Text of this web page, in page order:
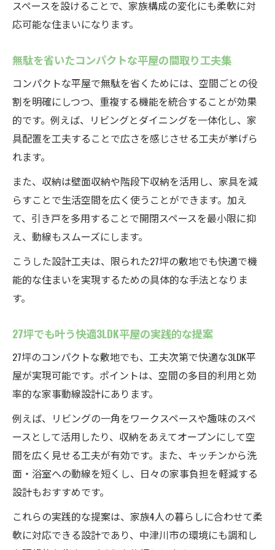
スペースを設けることで、家族構成の変化にも柔軟に対
応可能な住まいになります。
無駄を省いたコンパクトな平屋の間取り工夫集
コンパクトな平屋で無駄を省くためには、空間ごとの役
割を明確にしつつ、重複する機能を統合することが効果
的です。例えば、リビングとダイニングを一体化し、家
具配置を工夫することで広さを感じさせる工夫が挙げら
れます。
また、収納は壁面収納や階段下収納を活用し、家具を減
らすことで生活空間を広く使うことができます。加え
て、引き戸を多用することで開閉スペースを最小限に抑
え、動線もスムーズにします。
こうした設計工夫は、限られた27坪の敷地でも快適で機
能的な住まいを実現するための具体的な手法となりま
す。
27坪でも叶う快適3LDK平屋の実践的な提案
27坪のコンパクトな敷地でも、工夫次第で快適な3LDK平
屋が実現可能です。ポイントは、空間の多目的利用と効
率的な家事動線設計にあります。
例えば、リビングの一角をワークスペースや趣味のスペ
ースとして活用したり、収納をあえてオープンにして空
間を広く見せる工夫が有効です。また、キッチンから洗
面・浴室への動線を短くし、日々の家事負担を軽減する
設計もおすすめです。
これらの実践的な提案は、家族4人の暮らしに合わせて柔
軟に対応できる設計であり、中津川市の環境にも調和し